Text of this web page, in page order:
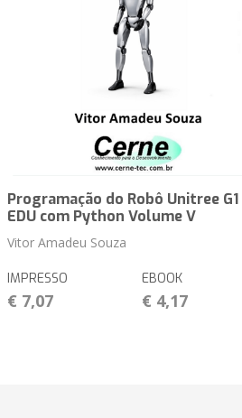
Programação do Robô Unitree G1
EDU com Python Volume V
Vitor Amadeu Souza
IMPRESSO
€ 7,07
EBOOK
€ 4,17